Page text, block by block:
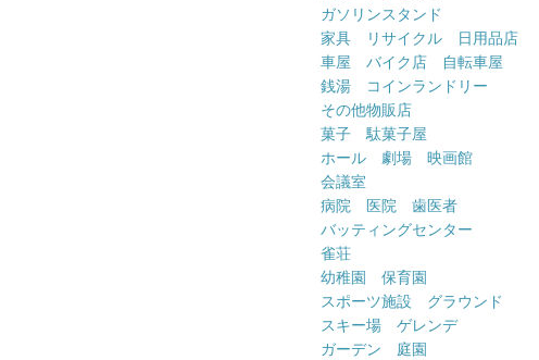
ガソリンスタンド
家具 リサイクル 日用品店
車屋 バイク店 自転車屋
銭湯 コインランドリー
その他物販店
菓子 駄菓子屋
ホール 劇場 映画館
会議室
病院 医院 歯医者
バッティングセンター
雀荘
幼稚園 保育園
スポーツ施設 グラウンド
スキー場 ゲレンデ
ガーデン 庭園